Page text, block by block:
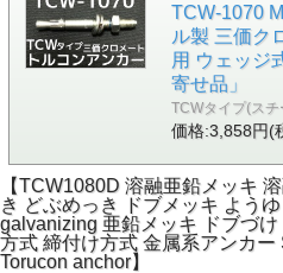
TCW-1070
ル製 三価ク
用 ウェッジ
寄せ品」
TCWタイプ(ス
価格:3,858円(
【TCW1080D 溶融亜鉛メッキ
き どぶめっき ドブメッキ よう
galvanizing 亜鉛メッキ ドブづ
方式 締付け方式 金属系アンカ
Torucon anchor】